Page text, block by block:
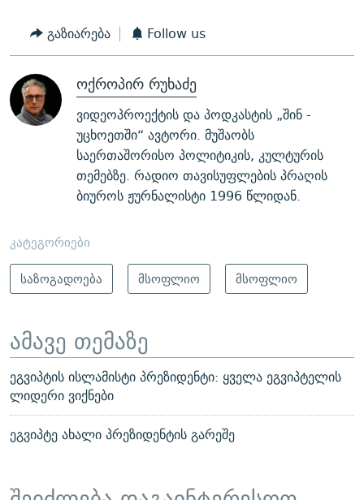
გაზიარება Follow us
ოქროპირ რუხაძე
ვიდეოპროექტის და პოდკასტის „შინ -
უცხოეთში“ ავტორი. მუშაობს
საერთაშორისო პოლიტიკის, კულტურის
თემებზე. რადიო თავისუფლების პრაღის
ბიუროს ჟურნალისტი 1996 წლიდან.
კატეგორიები
საზოგადოება
მსოფლიო მსოფლიო
ამავე თემაზე
ეგვიპტის ისლამისტი პრეზიდენტი: ყველა ეგვიპტელის
ლიდერი ვიქნები
ეგვიპტე ახალი პრეზიდენტის გარეშე